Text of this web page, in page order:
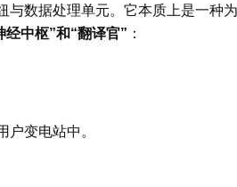
与数据处理单元。它本质上是一种
经中枢”和“翻译官” ：
户变电站中。